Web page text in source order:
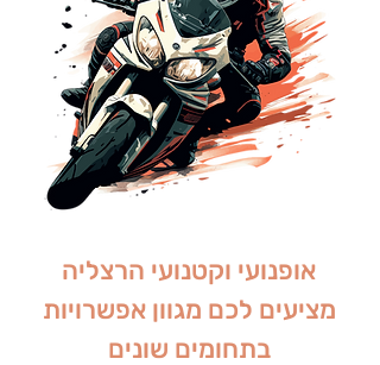
אופנועי וקטנועי הרצליה
מציעים לכם מגוון אפשרויות
בתחומים שונים